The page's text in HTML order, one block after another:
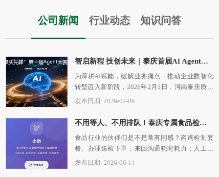
公司新闻 行业动态 知识问答
智启新程 技创未来｜泰庆首届AI Agent大赛圆满落幕！
为深耕AI赋能，破解业务痛点，推动企业数智化
转型迈入新阶段，2026年2月5日，河南泰庆质量
检测有限公司首届AI Agent大赛燃动启幕…
发布日期: 2026-02-06
不用等人、不用排队！泰庆专属食品检测AI「小泰」｜查套餐、一键下单、标签自查，业务合规双提速✅
食品行业的伙伴们是不是常有同感？咨询检测套
餐、办理送检下单，来回沟通耗时耗力；人工审
核标签易出疏漏，非工作时间遇上业务、法…
发布日期: 2026-06-11